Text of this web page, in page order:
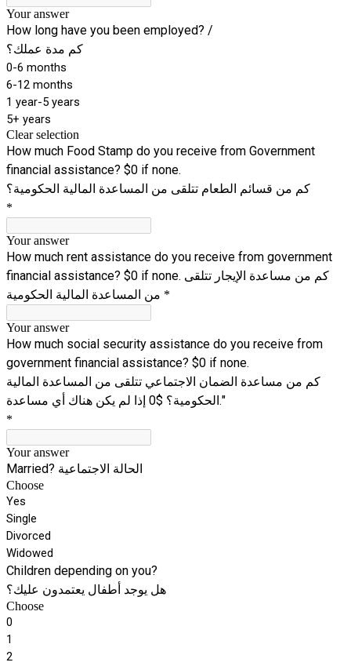
Your answer
How long have you been employed? /
كم مدة عملك؟
0-6 months
6-12 months
1 year-5 years
5+ years
Clear selection
How much Food Stamp do you receive from Government
financial assistance? $0 if none.
كم من قسائم الطعام تتلقى من المساعدة المالية الحكومية؟
*
Your answer
How much rent assistance do you receive from government
financial assistance? $0 if none. كم من مساعدة الإيجار تتلقى
من المساعدة المالية الحكومية *
Your answer
How much social security assistance do you receive from
government financial assistance? $0 if none.
كم من مساعدة الضمان الاجتماعي تتلقى من المساعدة المالية
الحكومية؟ $0 إذا لم يكن هناك أي مساعدة."
*
Your answer
Married? الحالة الاجتماعية
Choose
Yes
Single
Divorced
Widowed
Children depending on you?
هل يوجد أطفال يعتمدون عليك؟
Choose
0
1
2